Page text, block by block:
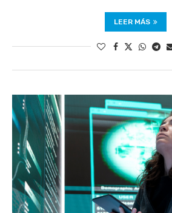
LEER MÁS